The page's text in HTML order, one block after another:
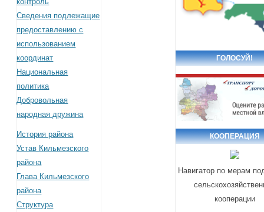
Сведения подлежащие
предоставлению с
использованием
координат
Национальная
политика
Добровольная
народная дружина
История района
Устав Кильмезского
района
Глава Кильмезского
района
Структура
ГОЛОСУЙ!
КООПЕРАЦИЯ
Навигатор по мерам
кооперации